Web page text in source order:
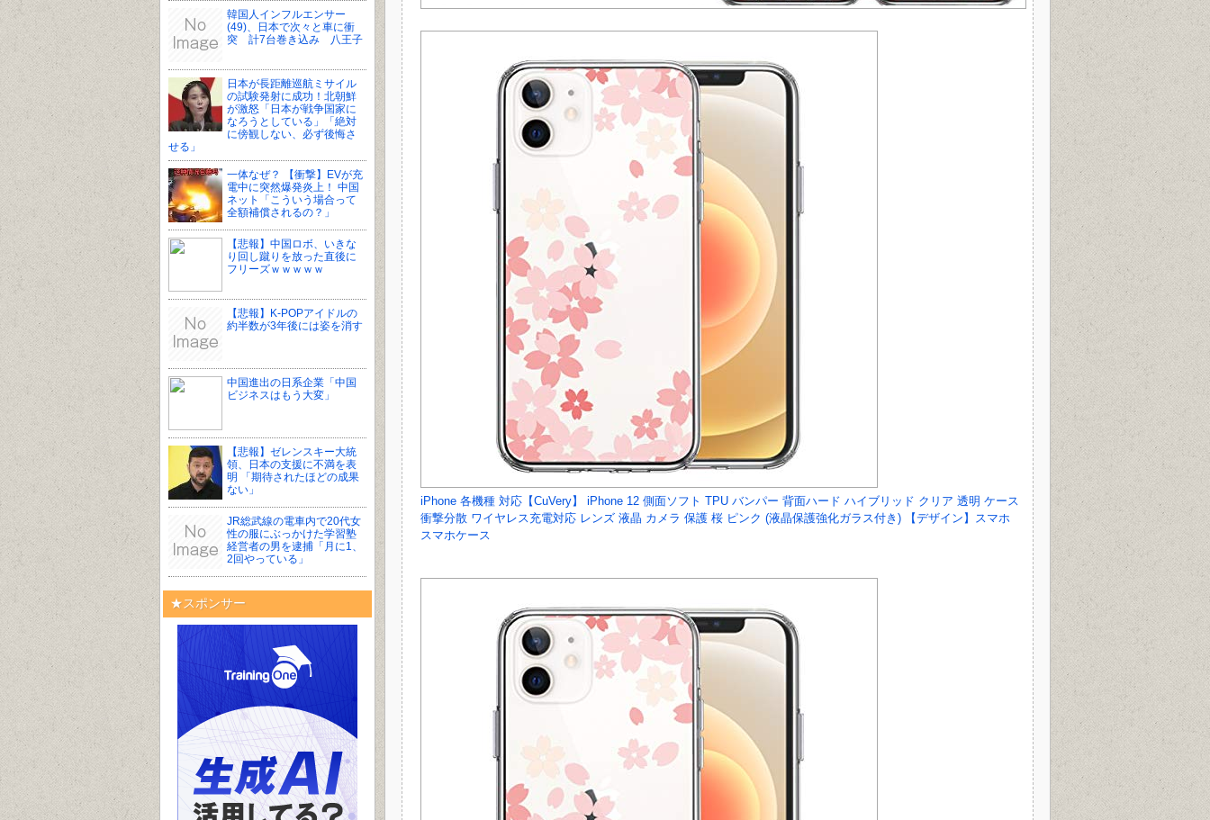
韓国人インフルエンサー
(49)、日本で次々と車に衝
突 計7台巻き込み 八王子
日本が長距離巡航ミサイル
の試験発射に成功！北朝鮮
が激怒「日本が戦争国家に
なろうとしている」「絶対
に傍観しない、必ず後悔さ
せる」
一体なぜ？ 【衝撃】EVが充
電中に突然爆発炎上！ 中国
ネット「こういう場合って
全額補償されるの？」
【悲報】中国ロボ、いきな
り回し蹴りを放った直後に
フリーズｗｗｗｗｗ
【悲報】K-POPアイドルの
約半数が3年後には姿を消す
中国進出の日系企業「中国
ビジネスはもう大変」
【悲報】ゼレンスキー大統
領、日本の支援に不満を表
明 「期待されたほどの成果
ない」
JR総武線の電車内で20代女
性の服にぶっかけた学習塾
経営者の男を逮捕「月に1、
2回やっている」
★スポンサー
iPhone 各機種 対応【CuVery】 iPhone 12 側面ソフト TPU バンパー 背面ハード ハイブリッド クリア 透明 ケース
衝撃分散 ワイヤレス充電対応 レンズ 液晶 カメラ 保護 桜 ピンク (液晶保護強化ガラス付き) 【デザイン】スマホ
スマホケース